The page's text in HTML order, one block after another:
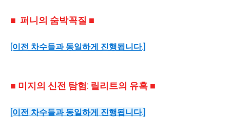
■ 퍼니의 숨박꼭질 ■
[이전 차수들과 동일하게 진행됩니다.]
■ 미지의 신전 탐험: 릴리트의 유혹 ■
[이전 차수들과 동일하게 진행됩니다.]